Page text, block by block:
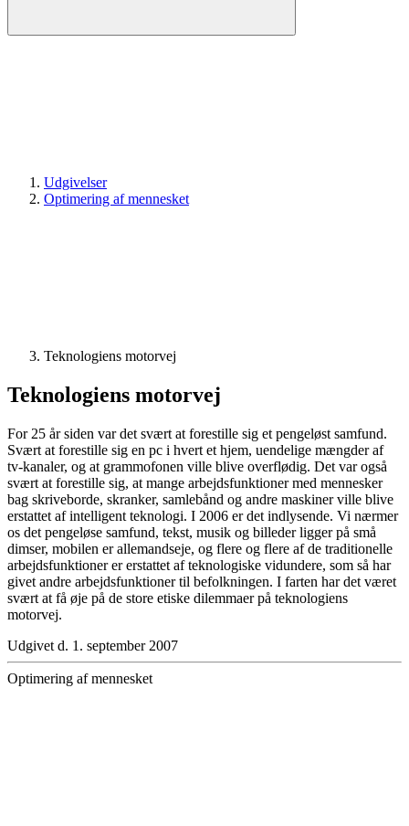
Udgivelser
Optimering af mennesket
Teknologiens motorvej
Teknologiens motorvej
For 25 år siden var det svært at forestille sig et pengeløst samfund.
Svært at forestille sig en pc i hvert et hjem, uendelige mængder af
tv-kanaler, og at grammofonen ville blive overflødig. Det var også
svært at forestille sig, at mange arbejdsfunktioner med mennesker
bag skriveborde, skranker, samlebånd og andre maskiner ville blive
erstattet af intelligent teknologi. I 2006 er det indlysende. Vi nærmer
os det pengeløse samfund, tekst, musik og billeder ligger på små
dimser, mobilen er allemandseje, og flere og flere af de traditionelle
arbejdsfunktioner er erstattet af teknologiske vidundere, som så har
givet andre arbejdsfunktioner til befolkningen. I farten har det været
svært at få øje på de store etiske dilemmaer på teknologiens
motorvej.
Udgivet d. 1. september 2007
Optimering af mennesket